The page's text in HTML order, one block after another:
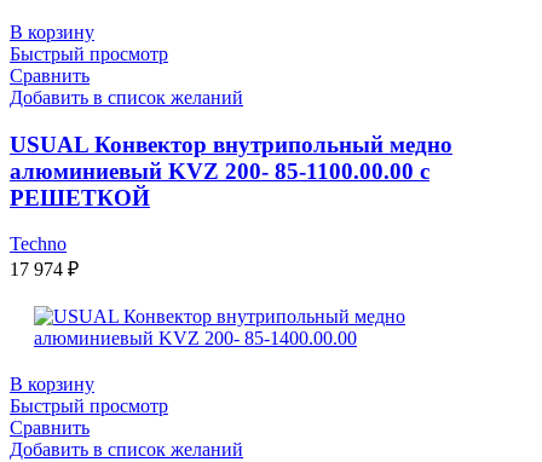
В корзину
Быстрый просмотр
Сравнить
Добавить в список желаний
USUAL Конвектор внутрипольный медно
алюминиевый KVZ 200- 85-1100.00.00 с
РЕШЕТКОЙ
Techno
17 974 ₽
В корзину
Быстрый просмотр
Сравнить
Добавить в список желаний